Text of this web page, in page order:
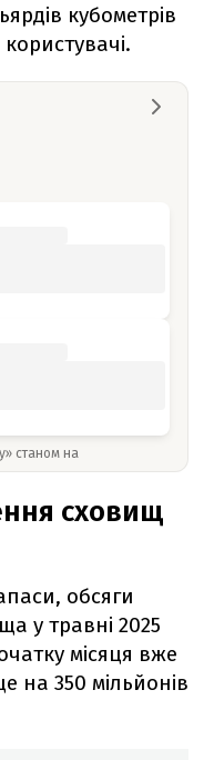
кубометрів
станом на
сховищ
обсяги
у травні 2025
місяця вже
на 350 мільйонів